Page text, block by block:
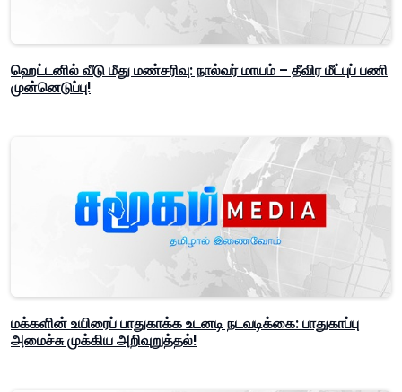
ஹெட்டனில் வீடு மீது மண்சரிவு: நால்வர் மாயம் – தீவிர மீட்புப் பணி
முன்னெடுப்பு!
மக்களின் உயிரைப் பாதுகாக்க உடனடி நடவடிக்கை: பாதுகாப்பு
அமைச்சு முக்கிய அறிவுறுத்தல்!